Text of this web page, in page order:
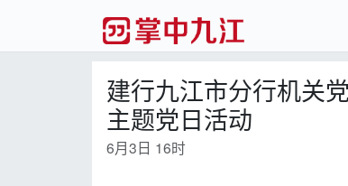
建行九江市分行机关
主题党日活动
6月3日 16时